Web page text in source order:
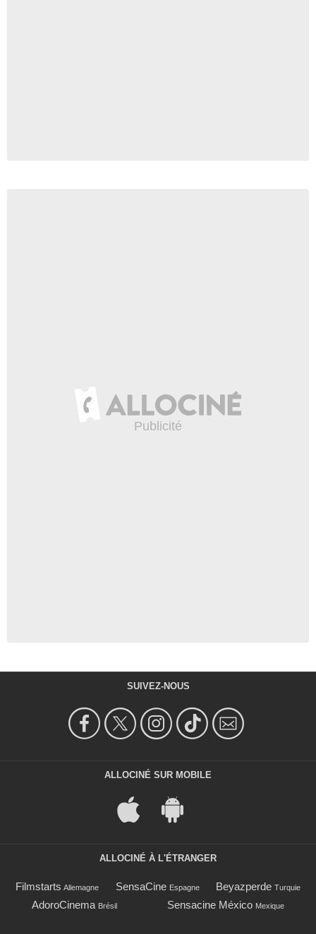
SUIVEZ-NOUS
ALLOCINÉ SUR MOBILE
ALLOCINÉ À L'ÉTRANGER
Filmstarts Allemagne SensaCine Espagne Beyazperde Turquie
AdoroCinema Brésil Sensacine México Mexique